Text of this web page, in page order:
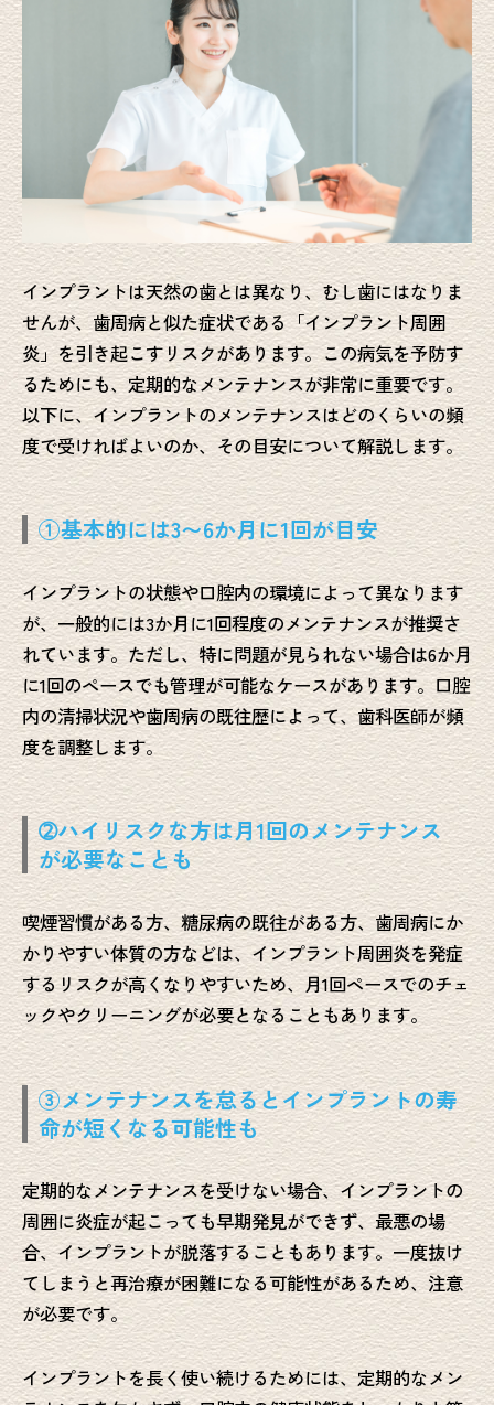
インプラントは天然の歯とは異なり、むし歯にはなりま
せんが、歯周病と似た症状である「インプラント周囲
炎」を引き起こすリスクがあります。この病気を予防す
るためにも、定期的なメンテナンスが非常に重要です。
以下に、インプラントのメンテナンスはどのくらいの頻
度で受ければよいのか、その目安について解説します。
①基本的には3〜6か月に1回が目安
インプラントの状態や口腔内の環境によって異なります
が、一般的には3か月に1回程度のメンテナンスが推奨さ
れています。ただし、特に問題が見られない場合は6か月
に1回のペースでも管理が可能なケースがあります。口腔
内の清掃状況や歯周病の既往歴によって、歯科医師が頻
度を調整します。
➁ハイリスクな方は月1回のメンテナンス
が必要なことも
喫煙習慣がある方、糖尿病の既往がある方、歯周病にか
かりやすい体質の方などは、インプラント周囲炎を発症
するリスクが高くなりやすいため、月1回ペースでのチェ
ックやクリーニングが必要となることもあります。
③メンテナンスを怠るとインプラントの寿
命が短くなる可能性も
定期的なメンテナンスを受けない場合、インプラントの
周囲に炎症が起こっても早期発見ができず、最悪の場
合、インプラントが脱落することもあります。一度抜け
てしまうと再治療が困難になる可能性があるため、注意
が必要です。
インプラントを長く使い続けるためには、定期的なメン